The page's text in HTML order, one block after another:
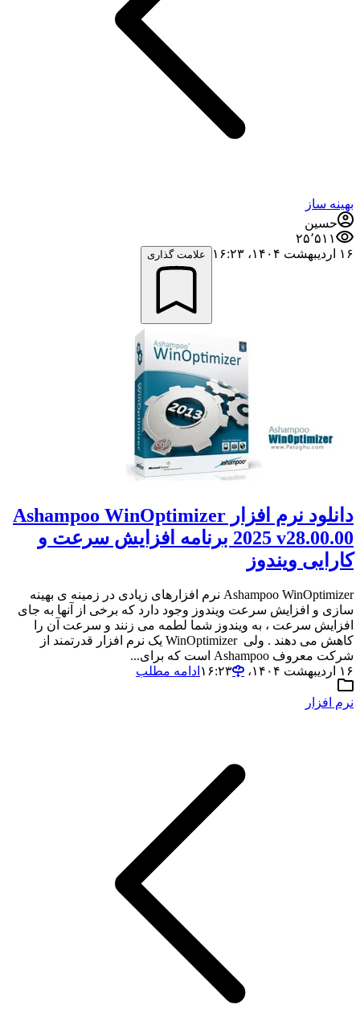
بهینه ساز
حسین
۲۵٬۵۱۱
۱۶ اردیبهشت ۱۴۰۴،‏ ۱۶:۲۳
علامت گذاری
دانلود نرم افزار Ashampoo WinOptimizer
2025 v28.00.00 برنامه افزایش سرعت و
کارایی ویندوز
Ashampoo WinOptimizer نرم افزارهای زیادی در زمینه ی بهینه
سازی و افزایش سرعت ویندوز وجود دارد که برخی از آنها به جای
افزایش سرعت ، به ویندوز شما لطمه می زنند و سرعت آن را
کاهش می دهند . ولی WinOptimizer یک نرم افزار قدرتمند از
شرکت معروف Ashampoo است که برای...
۱۶ اردیبهشت ۱۴۰۴،‏ ۱۶:۲۳
ادامه مطلب
نرم افزار